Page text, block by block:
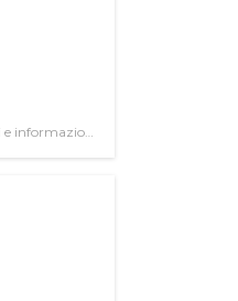
e informazioni